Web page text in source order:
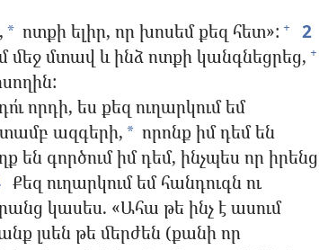
* ոտքի ելիր, որ խոսեմ քեզ հետ»: +
2
մեջ մտավ և ինձ ոտքի կանգնեցրեց, +
որդի, ես քեզ ուղարկում եմ
ազգերի, * որոնք իմ դեմ են
են գործում իմ դեմ, ինչպես որ իրենց
Քեզ ուղարկում եմ հանդուգն ու
կասես. «Ահա թե ինչ է ասում
լսեն թե մերժեն (քանի որ